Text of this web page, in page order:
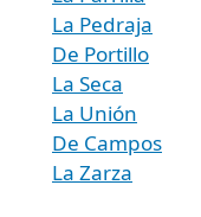
La Pedraja
De Portillo
La Seca
La Unión
De Campos
La Zarza